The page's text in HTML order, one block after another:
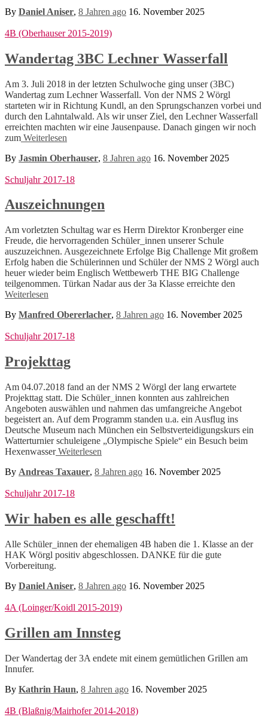
By Daniel Aniser, 8 Jahren ago 16. November 2025
4B (Oberhauser 2015-2019)
Wandertag 3BC Lechner Wasserfall
Am 3. Juli 2018 in der letzten Schulwoche ging unser (3BC)
Wandertag zum Lechner Wasserfall. Von der NMS 2 Wörgl
starteten wir in Richtung Kundl, an den Sprungschanzen vorbei und
durch den Lahntalwald. Als wir unser Ziel, den Lechner Wasserfall
erreichten machten wir eine Jausenpause. Danach gingen wir noch
zum Weiterlesen
By Jasmin Oberhauser, 8 Jahren ago 16. November 2025
Schuljahr 2017-18
Auszeichnungen
Am vorletzten Schultag war es Herrn Direktor Kronberger eine
Freude, die hervorragenden Schüler_innen unserer Schule
auszuzeichnen. Ausgezeichnete Erfolge Big Challenge Mit großem
Erfolg haben die Schülerinnen und Schüler der NMS 2 Wörgl auch
heuer wieder beim Englisch Wettbewerb THE BIG Challenge
teilgenommen. Türkan Nadar aus der 3a Klasse erreichte den
Weiterlesen
By Manfred Obererlacher, 8 Jahren ago 16. November 2025
Schuljahr 2017-18
Projekttag
Am 04.07.2018 fand an der NMS 2 Wörgl der lang erwartete
Projekttag statt. Die Schüler_innen konnten aus zahlreichen
Angeboten auswählen und nahmen das umfangreiche Angebot
begeistert an. Auf dem Programm standen u.a. ein Ausflug ins
Deutsche Museum nach München ein Selbstverteidigungskurs ein
Watterturnier schuleigene „Olympische Spiele“ ein Besuch beim
HexenwasserWeiterlesen
By Andreas Taxauer, 8 Jahren ago 16. November 2025
Schuljahr 2017-18
Wir haben es alle geschafft!
Alle Schüler_innen der ehemaligen 4B haben die 1. Klasse an der
HAK Wörgl positiv abgeschlossen. DANKE für die gute
Vorbereitung.
By Daniel Aniser, 8 Jahren ago 16. November 2025
4A (Loinger/Koidl 2015-2019)
Grillen am Innsteg
Der Wandertag der 3A endete mit einem gemütlichen Grillen am
Innufer.
By Kathrin Haun, 8 Jahren ago 16. November 2025
4B (Blaßnig/Mairhofer 2014-2018)